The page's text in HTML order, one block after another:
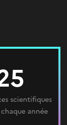
scientifiques
année